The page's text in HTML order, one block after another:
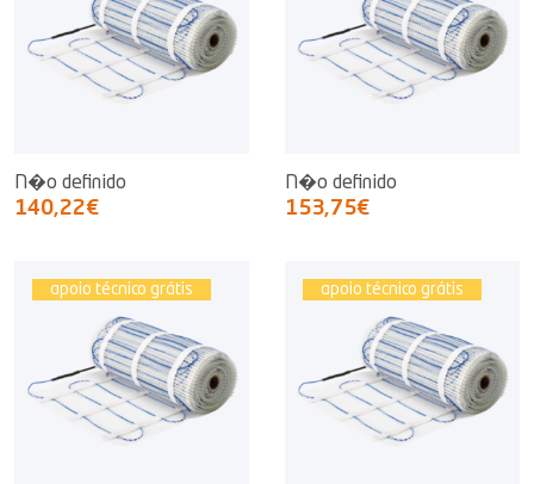
N�o definido
140,22€
N�o definido
153,75€
apoio técnico grátis apoio técnico grátis